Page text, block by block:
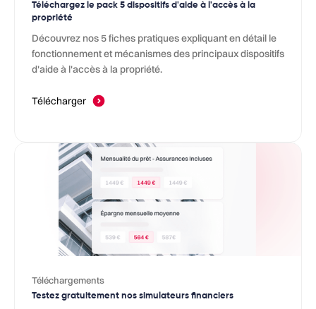
Téléchargez le pack 5 dispositifs d'aide à l'accès à la
propriété
Découvrez nos 5 fiches pratiques expliquant en détail le
fonctionnement et mécanismes des principaux dispositifs
d'aide à l'accès à la propriété.
Télécharger
Téléchargements
Testez gratuitement nos simulateurs financiers